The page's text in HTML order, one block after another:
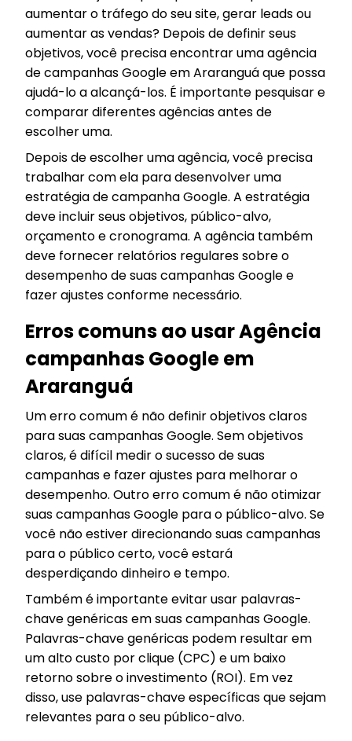
aumentar o tráfego do seu site, gerar leads ou
aumentar as vendas? Depois de definir seus
objetivos, você precisa encontrar uma agência
de campanhas Google em Araranguá que possa
ajudá-lo a alcançá-los. É importante pesquisar e
comparar diferentes agências antes de
escolher uma.
Depois de escolher uma agência, você precisa
trabalhar com ela para desenvolver uma
estratégia de campanha Google. A estratégia
deve incluir seus objetivos, público-alvo,
orçamento e cronograma. A agência também
deve fornecer relatórios regulares sobre o
desempenho de suas campanhas Google e
fazer ajustes conforme necessário.
Erros comuns ao usar Agência
campanhas Google em
Araranguá
Um erro comum é não definir objetivos claros
para suas campanhas Google. Sem objetivos
claros, é difícil medir o sucesso de suas
campanhas e fazer ajustes para melhorar o
desempenho. Outro erro comum é não otimizar
suas campanhas Google para o público-alvo. Se
você não estiver direcionando suas campanhas
para o público certo, você estará
desperdiçando dinheiro e tempo.
Também é importante evitar usar palavras-
chave genéricas em suas campanhas Google.
Palavras-chave genéricas podem resultar em
um alto custo por clique (CPC) e um baixo
retorno sobre o investimento (ROI). Em vez
disso, use palavras-chave específicas que sejam
relevantes para o seu público-alvo.